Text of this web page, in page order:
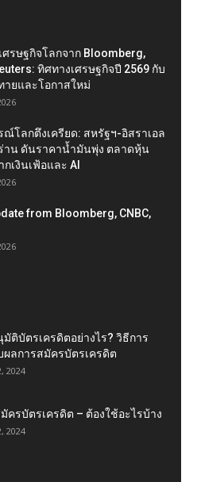
ศรษฐกิจโลกจาก Bloomberg,
ทิศทางเศรษฐกิจปี 2569 กับ
ายและโอกาสใหม่
ณ์โลกตึงเครียด: สหรัฐฯ-อิสราเอล
าน ดันราคาน้ำมันพุ่ง ตลาดหุ้น
เงินเฟ้อและ AI
from Bloomberg, CNBC,
มัติบัตรเครดิตอย่างไร? วิธีการ
ผลการสมัครบัตรเครดิต
2024
ครบัตรเครดิต – ต้องใช้อะไรบ้าง
2024